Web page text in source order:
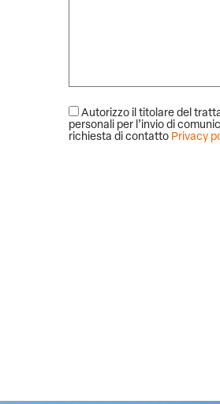
Autorizzo il titolare del
personali per l’invio di
richiesta di contatto Privacy